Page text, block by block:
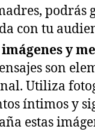
con tu
y
son
Utiliza
íntimos y
estas